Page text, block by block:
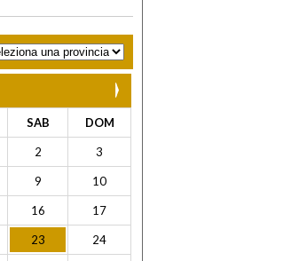
SAB DOM
2 3
9 10
16 17
23 24